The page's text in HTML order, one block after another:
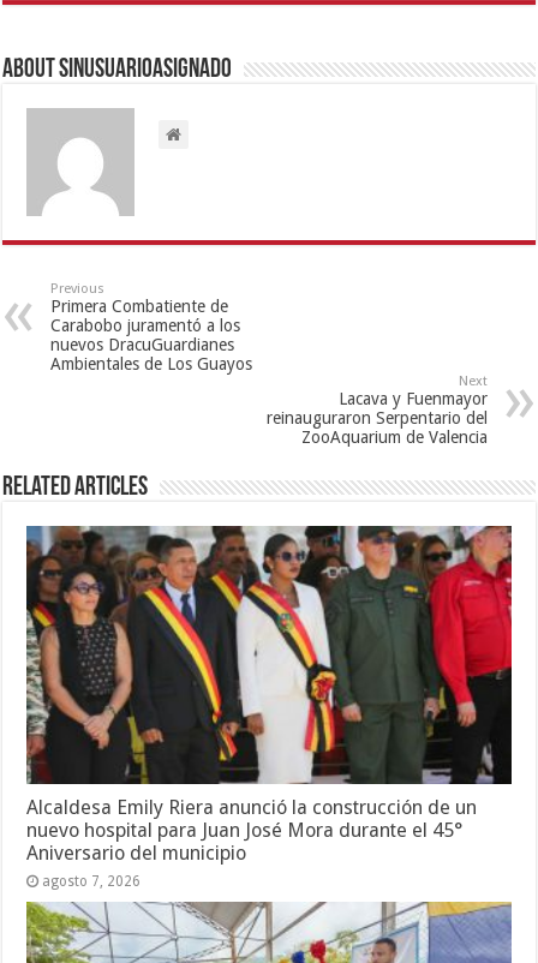
About sinusuarioasignado
Previous
Primera Combatiente de
Carabobo juramentó a los
nuevos DracuGuardianes
Ambientales de Los Guayos
Next
Lacava y Fuenmayor
reinauguraron Serpentario del
ZooAquarium de Valencia
Related Articles
Alcaldesa Emily Riera anunció la construcción de un
nuevo hospital para Juan José Mora durante el 45°
Aniversario del municipio
agosto 7, 2026